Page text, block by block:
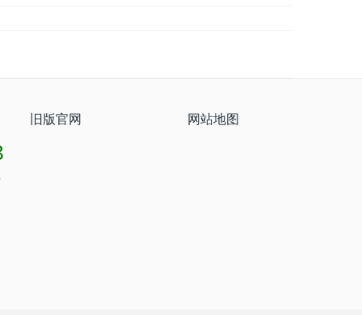
旧版官网 网站地图